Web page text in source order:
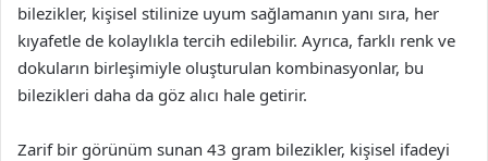
bilezikler, kişisel stilinize uyum sağlamanın yanı sıra, her
kıyafetle de kolaylıkla tercih edilebilir. Ayrıca, farklı renk ve
dokuların birleşimiyle oluşturulan kombinasyonlar, bu
bilezikleri daha da göz alıcı hale getirir.
Zarif bir görünüm sunan 43 gram bilezikler, kişisel ifadeyi